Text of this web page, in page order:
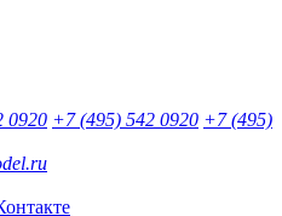
0920 +7 (495) 542 0920 +7 (495)